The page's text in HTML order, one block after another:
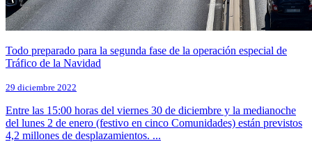
Todo preparado para la segunda fase de la operación especial de
Tráfico de la Navidad
29 diciembre 2022
Entre las 15:00 horas del viernes 30 de diciembre y la medianoche
del lunes 2 de enero (festivo en cinco Comunidades) están previstos
4,2 millones de desplazamientos. ...